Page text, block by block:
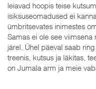
leiavad hoopis teise
isiksuseomadused ei
ümbritsevates inimestes
Samas ei ole see
järel. Ühel päeval saab
treenis, kutsus ja läkitas,
on Jumala arm ja meie